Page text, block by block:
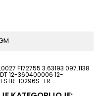
F172755 3.63193 097.1138
12-360400006 12-
STR-10296S-TR